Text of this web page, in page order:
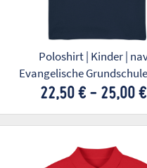
Poloshirt | Kinder |
Evangelische
22,50 € - 25,00 €